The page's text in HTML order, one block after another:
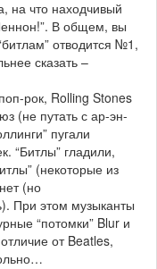
на что находчивый
В общем, вы
отводится №1,
сказать –
рок, Rolling Stones
(не путать с ар-эн-
пугали
“Битлы” гладили,
(некоторые из
(но
При этом музыканты
“потомки” Blur и
от Beatles,